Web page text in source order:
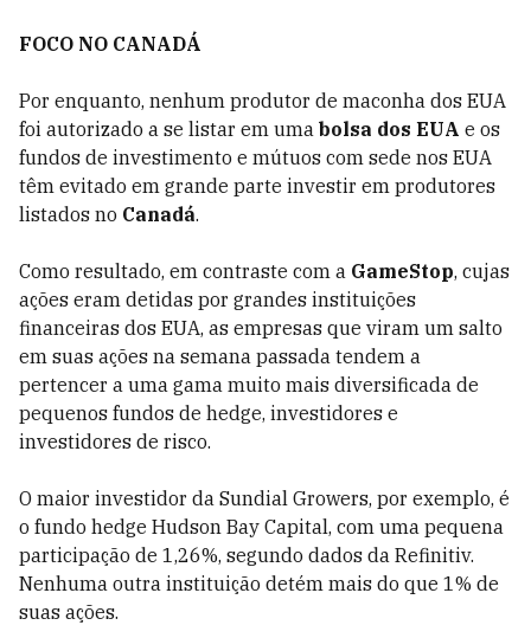
FOCO NO CANADÁ
Por enquanto, nenhum produtor de maconha dos EUA
foi autorizado a se listar em uma bolsa dos EUA e os
fundos de investimento e mútuos com sede nos EUA
têm evitado em grande parte investir em produtores
listados no Canadá.
Como resultado, em contraste com a GameStop, cujas
ações eram detidas por grandes instituições
financeiras dos EUA, as empresas que viram um salto
em suas ações na semana passada tendem a
pertencer a uma gama muito mais diversificada de
pequenos fundos de hedge, investidores e
investidores de risco.
O maior investidor da Sundial Growers, por exemplo, é
o fundo hedge Hudson Bay Capital, com uma pequena
participação de 1,26%, segundo dados da Refinitiv.
Nenhuma outra instituição detém mais do que 1% de
suas ações.